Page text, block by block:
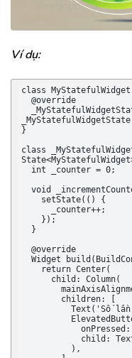
Ví dụ:
class
}
class